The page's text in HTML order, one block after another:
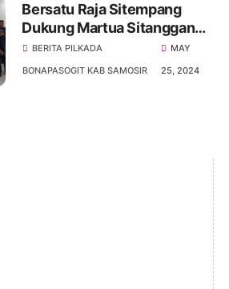
Bersatu Raja Sitempang
Dukung Martua Sitanggang
Maju Di Pilkada Samosir
2024
BERITA PILKADA
BONAPASOGIT KAB SAMOSIR
MAY
25, 2024